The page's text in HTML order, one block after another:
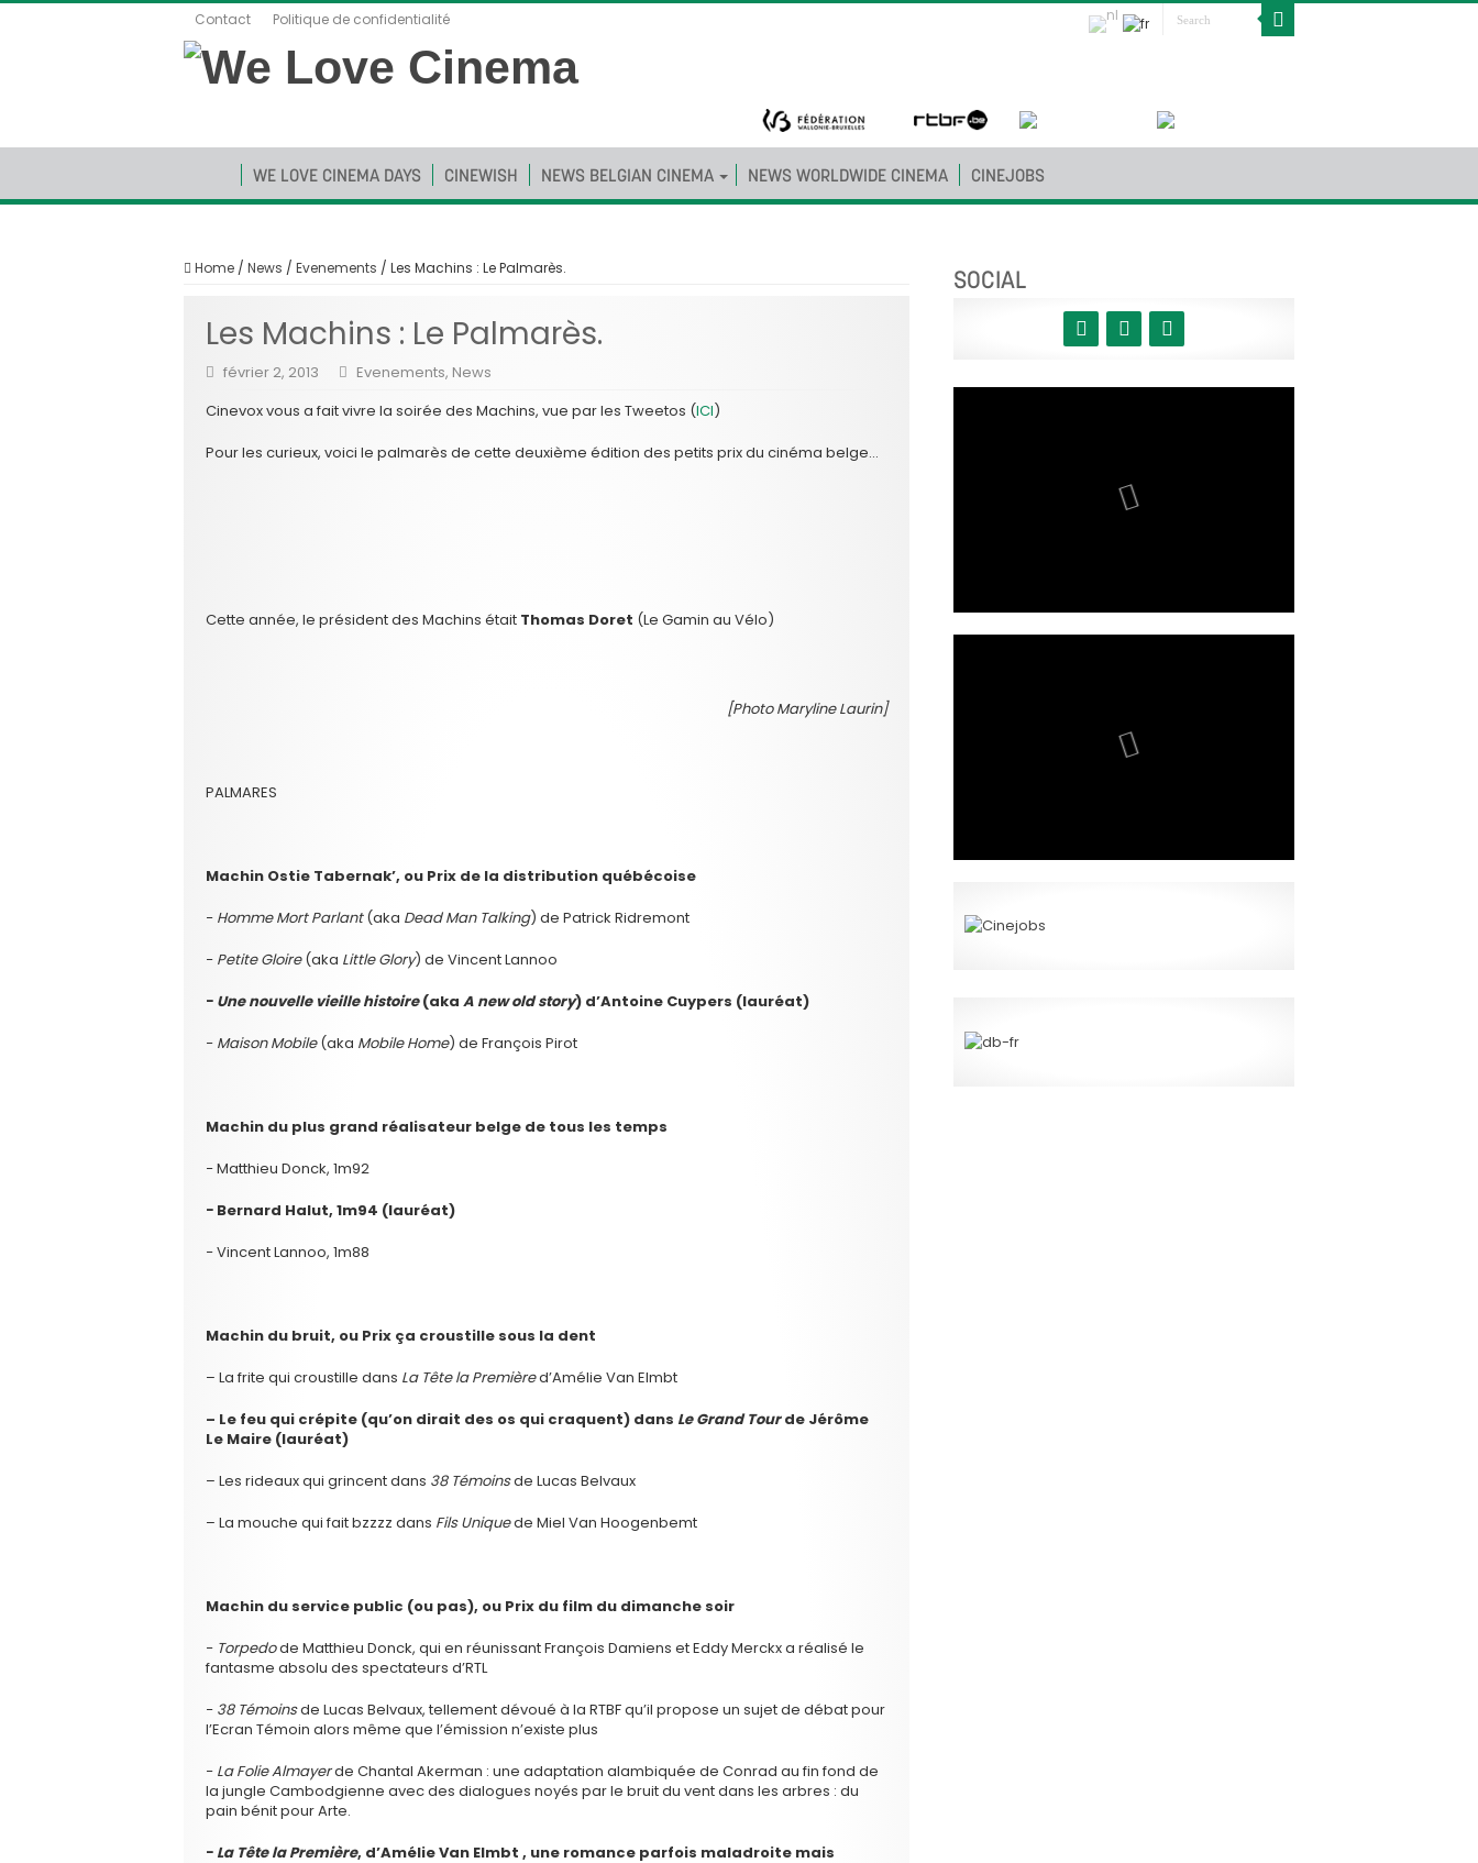
Contact Politique de confidentialité
WE LOVE CINEMA DAYS CINEWISH NEWS BELGIAN CINEMA NEWS WORLDWIDE CINEMA CINEJOBS
Home / News / Evenements / Les Machins : Le Palmarès.
Les Machins : Le Palmarès.
février 2, 2013 Evenements, News
Cinevox vous a fait vivre la soirée des Machins, vue par les Tweetos (ICI)
Pour les curieux, voici le palmarès de cette deuxième édition des petits prix du cinéma belge…
Cette année, le président des Machins était Thomas Doret (Le Gamin au Vélo)
[Photo Maryline Laurin]
PALMARES
Machin Ostie Tabernak’, ou Prix de la distribution québécoise
− Homme Mort Parlant(aka Dead Man Talking) de Patrick Ridremont
− Petite Gloire(aka Little Glory) de Vincent Lannoo
− Une nouvelle vieille histoire(aka A new old story) d’Antoine Cuypers (lauréat)
− Maison Mobile(aka Mobile Home) de François Pirot
Machin du plus grand réalisateur belge de tous les temps
− Matthieu Donck, 1m92
− Bernard Halut, 1m94 (lauréat)
− Vincent Lannoo, 1m88
Machin du bruit, ou Prix ça croustille sous la dent
– La frite qui croustille dans La Tête la Premièred’Amélie Van Elmbt
– Le feu qui crépite (qu’on dirait des os qui craquent) dans Le Grand Tourde Jérôme
Le Maire (lauréat)
– Les rideaux qui grincent dans 38 Témoinsde Lucas Belvaux
– La mouche qui fait bzzzz dans Fils Uniquede Miel Van Hoogenbemt
Machin du service public (ou pas), ou Prix du film du dimanche soir
− Torpedode Matthieu Donck, qui en réunissant François Damiens et Eddy Merckx a réalisé le
fantasme absolu des spectateurs d’RTL
− 38 Témoinsde Lucas Belvaux, tellement dévoué à la RTBF qu’il propose un sujet de débat pour
l’Ecran Témoin alors même que l’émission n’existe plus
− La Folie Almayerde Chantal Akerman : une adaptation alambiquée de Conrad au fin fond de
la jungle Cambodgienne avec des dialogues noyés par le bruit du vent dans les arbres : du
pain bénit pour Arte.
− La Tête la Première, d’Amélie Van Elmbt , une romance parfois maladroite mais
SOCIAL